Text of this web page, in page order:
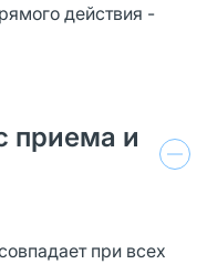
действия -
приема и
при всех